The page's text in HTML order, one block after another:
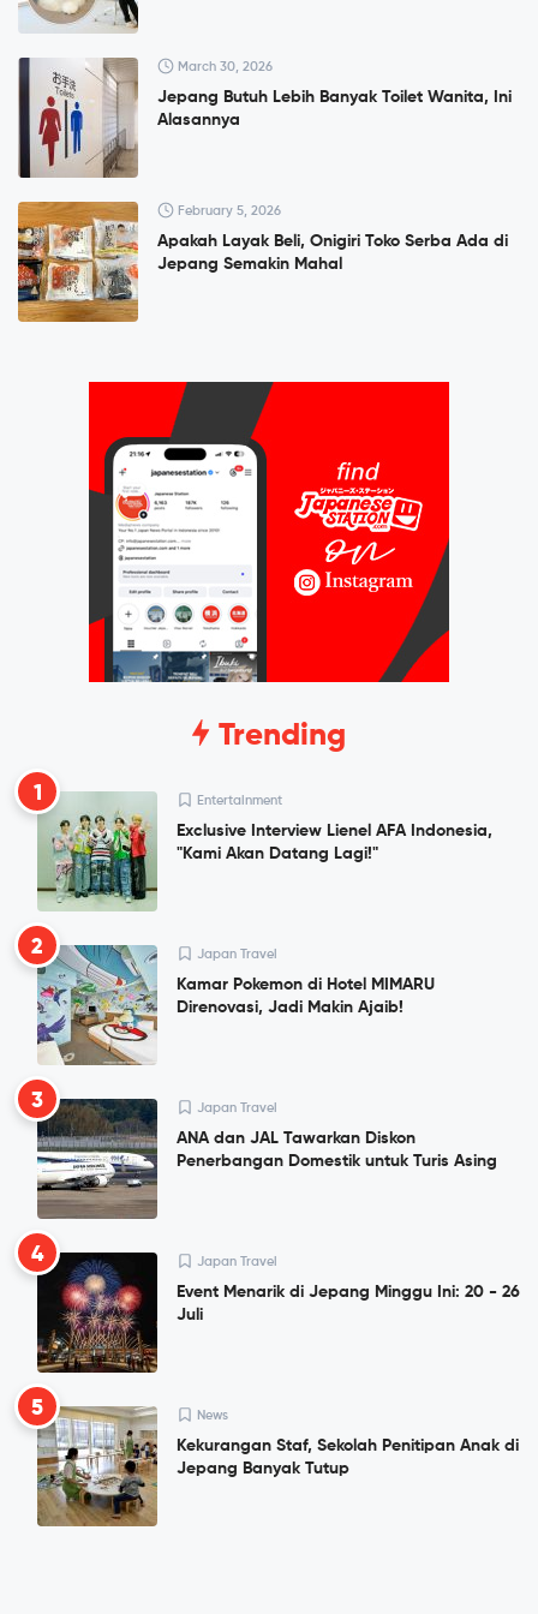
March 30, 2026
Jepang Butuh Lebih Banyak Toilet Wanita, Ini
Alasannya
February 5, 2026
Apakah Layak Beli, Onigiri Toko Serba Ada di
Jepang Semakin Mahal
Trending
1 Entertainment
Exclusive Interview Lienel AFA Indonesia,
"Kami Akan Datang Lagi!"
2 Japan Travel
Kamar Pokemon di Hotel MIMARU
Direnovasi, Jadi Makin Ajaib!
3 Japan Travel
ANA dan JAL Tawarkan Diskon
Penerbangan Domestik untuk Turis Asing
4 Japan Travel
Event Menarik di Jepang Minggu Ini: 20 - 26
Juli
5 News
Kekurangan Staf, Sekolah Penitipan Anak di
Jepang Banyak Tutup